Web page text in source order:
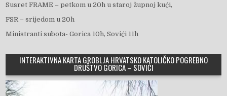
Susret FRAME – petkom u 20h u staroj župnoj kući,
FSR – srijedom u 20h
Ministranti subota- Gorica 10h, Sovići 11h
INTERAKTIVNA KARTA GROBLJA HRVATSKO KATOLIČKO POGREBNO
DRUŠTVO GORICA – SOVIĆI